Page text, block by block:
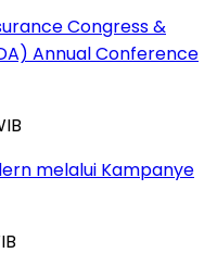
Congress &
Annual Conference
melalui Kampanye